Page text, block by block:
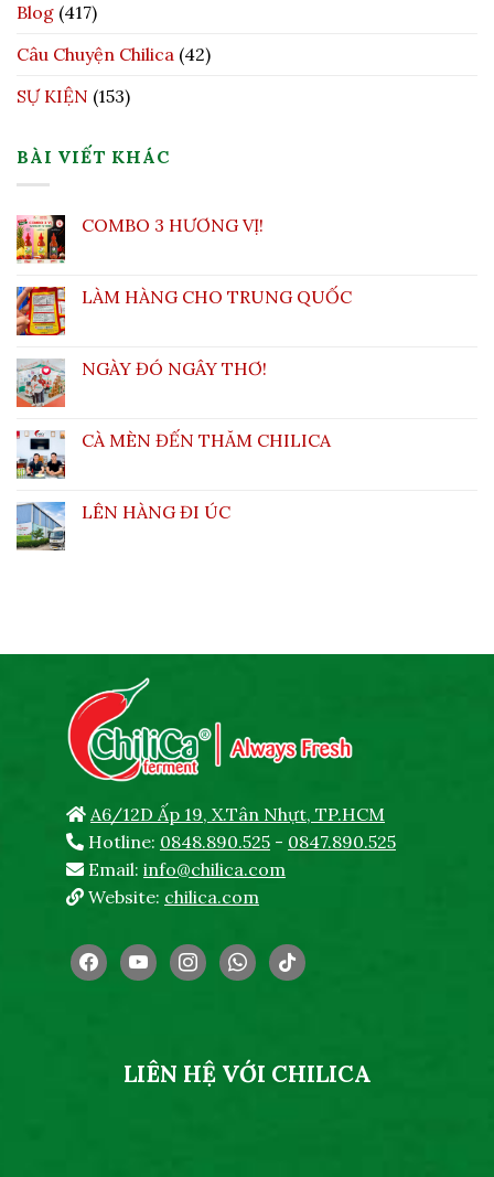
Blog (417)
Câu Chuyện Chilica (42)
SỰ KIỆN (153)
BÀI VIẾT KHÁC
COMBO 3 HƯƠNG VỊ!
LÀM HÀNG CHO TRUNG QUỐC
NGÀY ĐÓ NGÂY THƠ!
CÀ MÈN ĐẾN THĂM CHILICA
LÊN HÀNG ĐI ÚC
A6/12D Ấp 19, X.Tân Nhựt, TP.HCM
Hotline: 0848.890.525 - 0847.890.525
Email: info@chilica.com
Website: chilica.com
facebookyoutubeinstagramwhatsapp
tiktok
LIÊN HỆ VỚI CHILICA